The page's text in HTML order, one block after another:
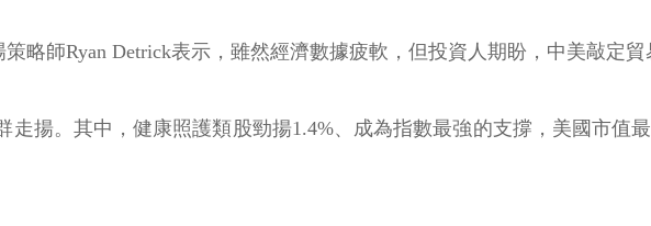
略師Ryan Detrick表示，雖然經濟數據疲軟，但投資人期盼，中美敲定
走揚。其中，健康照護類股勁揚1.4%、成為指數最強的支撐，美國市值